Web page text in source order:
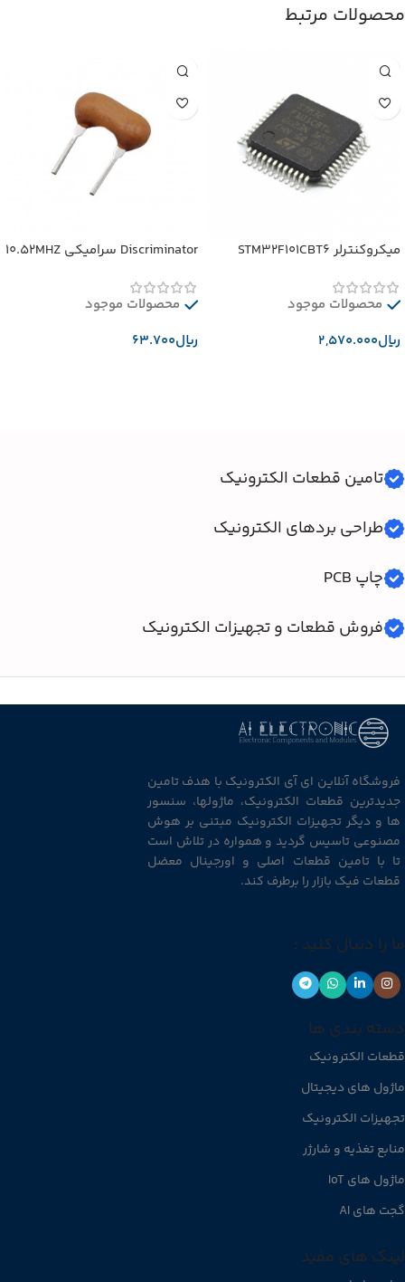
محصولات مرتبط
میکروکنترلر STM32F101CBT6
محصولات موجود
﷼
Discriminator سرامیکی 10.52MHZ
محصولات موجود
﷼
تامین قطعات الکترونیک
طراحی بردهای الکترونیک
چاپ PCB
فروش قطعات و تجهیزات الکترونیک
فروشگاه آنلاین ای آی الکترونیک با هدف تامین
جدیدترین قطعات الکترونیک، ماژولها، سنسور
ها و دیگر تجهیزات الکترونیک مبتنی بر هوش
مصنوعی تاسیس گردید و همواره در تلاش است
تا با تامین قطعات اصلی و اورجینال معضل
قطعات فیک بازار را برطرف کند.
ما را دنبال کنید :
دسته بندی ها
قطعات الکترونیک
ماژول های دیجیتال
تجهیزات الکترونیک
منابع تغذیه و شارژر
ماژول های IoT
گجت های AI
لینک های مفید